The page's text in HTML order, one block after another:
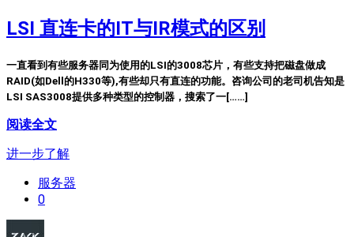
LSI 直连卡的IT与IR模式的区别
一直看到有些服务器同为使用的LSI的3008芯片，有些支持把磁盘做成
RAID(如Dell的H330等),有些却只有直连的功能。咨询公司的老司机告知是
LSI SAS3008提供多种类型的控制器，搜索了一[……]
阅读全文
进一步了解
服务器
0